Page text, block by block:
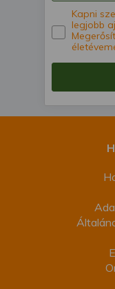
Kapni
legjobb